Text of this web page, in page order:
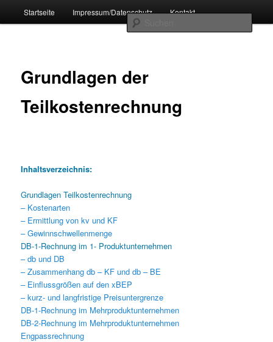
primären
Startseite Impressum/Datenschutz Kontakt
Grundlagen der
Teilkostenrechnung
Inhaltsverzeichnis:
Grundlagen Teilkostenrechnung
– Kostenarten
– Ermittlung von kv und KF
– Gewinnschwellenmenge
DB-1-Rechnung im 1- Produktunternehmen
– db und DB
– Zusammenhang db – KF und db – BE
– Einflussgrößen auf den xBEP
– kurz- und langfristige Preisuntergrenze
DB-1-Rechnung im Mehrproduktunternehmen
DB-2-Rechnung im Mehrproduktunternehmen
Engpassrechnung